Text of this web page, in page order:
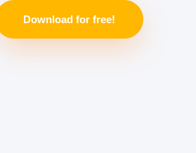
Download for free!